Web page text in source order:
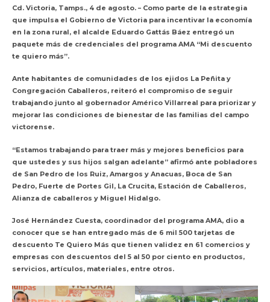
Cd. Victoria, Tamps., 4 de agosto. – Como parte de la estrategia
que impulsa el Gobierno de Victoria para incentivar la economía
en la zona rural, el alcalde Eduardo Gattás Báez entregó un
paquete más de credenciales del programa AMA “Mi descuento
te quiero más”.
Ante habitantes de comunidades de los ejidos La Peñita y
Congregación Caballeros, reiteró el compromiso de seguir
trabajando junto al gobernador Américo Villarreal para priorizar y
mejorar las condiciones de bienestar de las familias del campo
victorense.
“Estamos trabajando para traer más y mejores beneficios para
que ustedes y sus hijos salgan adelante” afirmó ante pobladores
de San Pedro de los Ruiz, Amargos y Anacuas, Boca de San
Pedro, Fuerte de Portes Gil, La Crucita, Estación de Caballeros,
Alianza de caballeros y Miguel Hidalgo.
José Hernández Cuesta, coordinador del programa AMA, dio a
conocer que se han entregado más de 6 mil 500 tarjetas de
descuento Te Quiero Más que tienen validez en 61 comercios y
empresas con descuentos del 5 al 50 por ciento en productos,
servicios, artículos, materiales, entre otros.